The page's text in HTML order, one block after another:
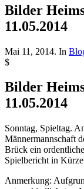
Bilder
11.05.2014
Mai 11, 2014. In
$
Bilder
11.05.2014
Sonntag, Spieltag.
Männermannschaft
Brück ein
Spielbericht in
Anmerkung: